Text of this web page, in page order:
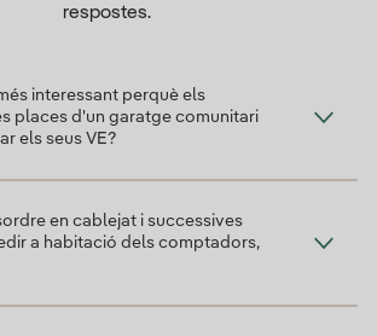
respostes.
interessant perquè els
places d'un garatge comunitari
els seus VE?
en cablejat i successives
a habitació dels comptadors,